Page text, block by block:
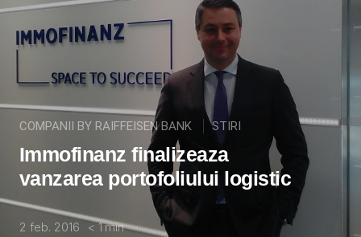
COMPANII BY RAIFFEISEN BANK STIRI
Immofinanz finalizeaza
vanzarea portofoliului logistic
2 feb. 2016 < 1min